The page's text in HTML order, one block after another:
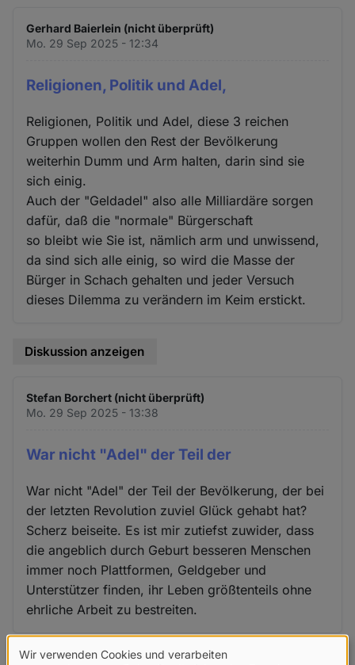
Gerhard Baierlein (nicht überprüft)
Mo. 29 Sep 2025 - 12:34
Religionen, Politik und Adel,
Religionen, Politik und Adel, diese 3 reichen
Gruppen wollen den Rest der Bevölkerung
weiterhin Dumm und Arm halten, darin sind sie
sich einig.
Auch der "Geldadel" also alle Milliardäre sorgen
dafür, daß die "normale" Bürgerschaft
so bleibt wie Sie ist, nämlich arm und unwissend,
da sind sich alle einig, so wird die Masse der
Bürger in Schach gehalten und jeder Versuch
dieses Dilemma zu verändern im Keim erstickt.
Diskussion anzeigen
Stefan Borchert (nicht überprüft)
Mo. 29 Sep 2025 - 13:38
War nicht "Adel" der Teil der
War nicht "Adel" der Teil der Bevölkerung, der bei
der letzten Revolution zuviel Glück gehabt hat?
Scherz beiseite. Es ist mir zutiefst zuwider, dass
die angeblich durch Geburt besseren Menschen
immer noch Plattformen, Geldgeber und
Unterstützer finden, ihr Leben größtenteils ohne
ehrliche Arbeit zu bestreiten.
Diskussion anzeigen
Wir verwenden Cookies und verarbeiten